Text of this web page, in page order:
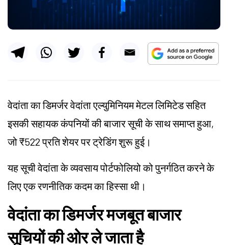
वेदांता का डिमर्जर वेदांता एल्युमिनियम मेटल लिमिटेड सहित
इसकी सहायक कंपनियों की बाजार सूची के साथ समाप्त हुआ,
जो ₹522 प्रति शेयर पर ट्रेडिंग शुरू हुई।
यह सूची वेदांता के व्यवसाय पोर्टफोलियो को पुनर्गठित करने के
लिए एक रणनीतिक कदम का हिस्सा थी।
वेदांता का डिमर्जर मजबूत बाजार
सूचियों की ओर ले जाता है